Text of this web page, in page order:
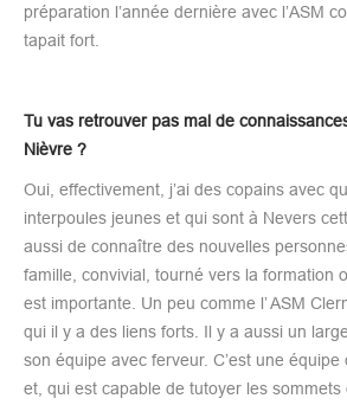
préparation l’année dernière avec l’ASM
tapait fort.
Tu vas retrouver pas mal de
Nièvre ?
Oui, effectivement, j’ai des copains avec
interpoules jeunes et qui sont à Nevers
aussi de connaître des nouvelles
famille, convivial, tourné vers la formation
est importante. Un peu comme l’ ASM
qui il y a des liens forts. Il y a aussi un
son équipe avec ferveur. C’est une
et, qui est capable de tutoyer les